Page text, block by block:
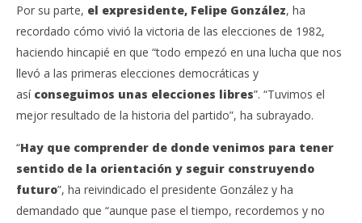
Por su parte, el expresidente, Felipe González, ha
recordado cómo vivió la victoria de las elecciones de 1982,
haciendo hincapié en que “todo empezó en una lucha que nos
llevó a las primeras elecciones democráticas y
así conseguimos unas elecciones libres”. “Tuvimos el
mejor resultado de la historia del partido”, ha subrayado.
“Hay que comprender de donde venimos para tener
sentido de la orientación y seguir construyendo
futuro”, ha reivindicado el presidente González y ha
demandado que “aunque pase el tiempo, recordemos y no